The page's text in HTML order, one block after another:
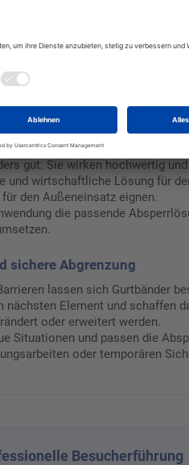
verbessern die Orientierung
Missverständnisse und sorgen
Ausführung
Ausführungen zur
gut. Sie wirken hochwertig
wirtschaftliche Lösung für
den Außeneinsatz eignen.
die passende
sichere Abgrenzung
lassen sich Gurtbänder
nächsten Element und schaffen
oder erweitert werden.
Situationen und passen die
oder temporären
Besucherführung